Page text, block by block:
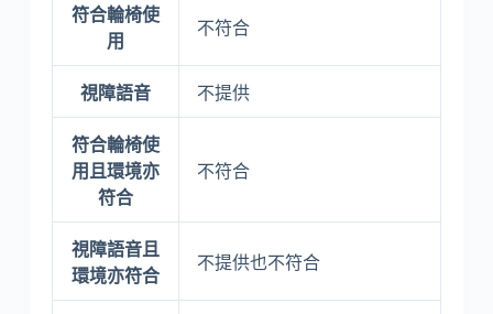
符合輪椅使
用
不符合
視障語音 不提供
符合輪椅使
用且環境亦
符合
不符合
視障語音且
環境亦符合
不提供也不符合